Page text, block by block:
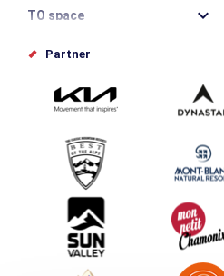
TO space
Offices de tourisme
Inviate il vostro evento
Service groupes et séminaires
Scaricare
Turismo e disabilità
Partner